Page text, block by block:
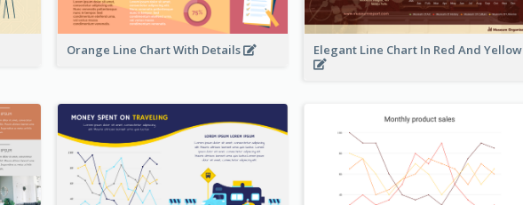
Orange Line Chart With Details Elegant Line Chart In Red And Yellow